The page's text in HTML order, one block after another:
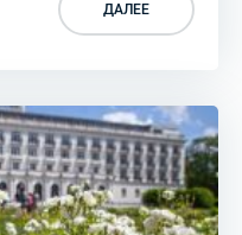
ДАЛЕЕ